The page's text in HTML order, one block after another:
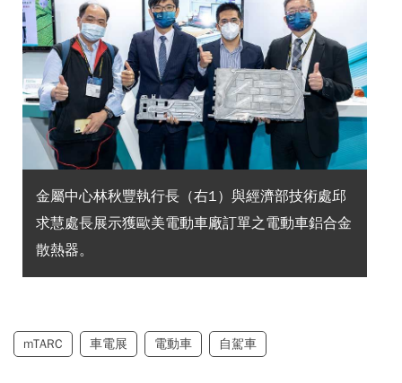
金屬中心林秋豐執行長（右1）與經濟部技術處邱
求慧處長展示獲歐美電動車廠訂單之電動車鋁合金
散熱器。
mTARC 車電展 電動車 自駕車